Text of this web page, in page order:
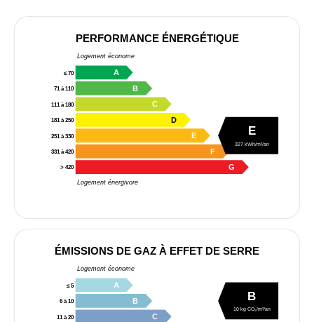
PERFORMANCE ÉNERGÉTIQUE
Logement économe
Logement énergivore
≤ 70 A
71 à 110 B
111 à 180 C
181 à 250 D
251 à 330 E
331 à 420 F
> 420 G
E
327 kWh/m²/an
ÉMISSIONS DE GAZ À EFFET DE SERRE
Logement économe
≤ 5 A
6 à 10 B
11 à 20 C
B
10 kg CO₂/m²/an